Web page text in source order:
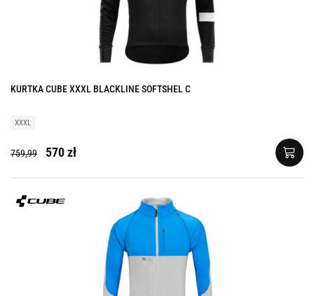
KURTKA CUBE XXXL BLACKLINE SOFTSHEL C
XXXL
759,99 570 zł